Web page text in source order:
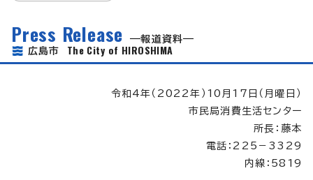
Press Release
報道資料
広島市 The City of HIROSHIMA
令和4年（2022年）10月17日（月曜日）
市民局消費生活センター
所長：藤本
電話：225－3329
内線：5819